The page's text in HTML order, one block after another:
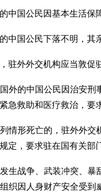
国公民因基本生活保
国公民下落不明，其
驻外外交机构应当敦促
的中国公民因治安刑
急救助和医疗救治，要
情形死亡的，驻外外
定，要求驻在国有关部
战争、武装冲突、暴
织因人身财产安全受